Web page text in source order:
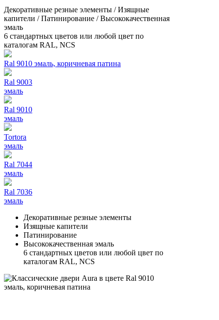
Декоративные резные элементы / Изящные
капители / Патинирование / Высококачественная
эмаль
6 стандартных цветов или любой цвет по
каталогам RAL, NCS
Ral 9010 эмаль, коричневая патина
Ral 9003
эмаль
Ral 9010
эмаль
Tortora
эмаль
Ral 7044
эмаль
Ral 7036
эмаль
Декоративные резные элементы
Изящные капители
Патинирование
Высококачественная эмаль
6 стандартных цветов или любой цвет по
каталогам RAL, NCS